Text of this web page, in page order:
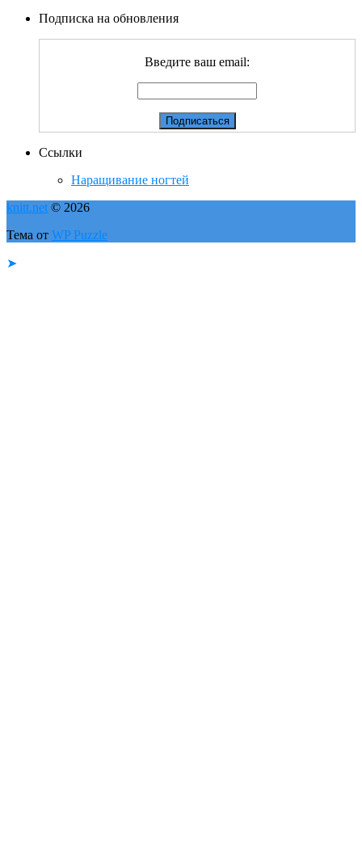
Подписка на обновления
Введите ваш email:
Ссылки
Наращивание ногтей
knitt.net © 2026
Тема от WP Puzzle
➤